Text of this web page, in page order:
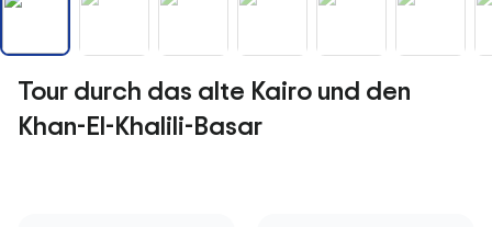
Tour durch das alte Kairo und den
Khan-El-Khalili-Basar